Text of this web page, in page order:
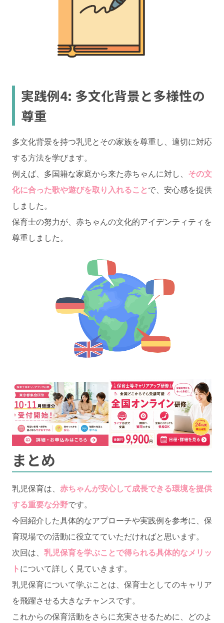
実践例4: 多文化背景と多様性の
尊重
多文化背景を持つ乳児とその家族を尊重し、適切に対応
する方法を学びます。
例えば、多国籍な家庭から来た赤ちゃんに対し、 その文
化に合った歌や遊びを取り入れることで、安心感を提供
しました。
保育士の努力が、赤ちゃんの文化的アイデンティティを
尊重しました。
まとめ
乳児保育は、 赤ちゃんが安心して成長できる環境を提供
する重要な分野です。
今回紹介した具体的なアプローチや実践例を参考に、保
育現場での活動に役立てていただければと思います。
次回は、 乳児保育を学ぶことで得られる具体的なメリッ
トについて詳しく見ていきます。
乳児保育について学ぶことは、保育士としてのキャリア
を飛躍させる大きなチャンスです。
これからの保育活動をさらに充実させるために、どのよ